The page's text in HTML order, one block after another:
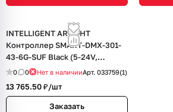
INTELLIGENT ARLIGHT
Контроллер SMART-DMX-301-
43-6G-SUF Black (5-24V,
Console) (IARL, IP20 Металл, 5
0 0 Нет в наличииАрт. 033759(1)
13 765.50 ₽/шт
Заказать